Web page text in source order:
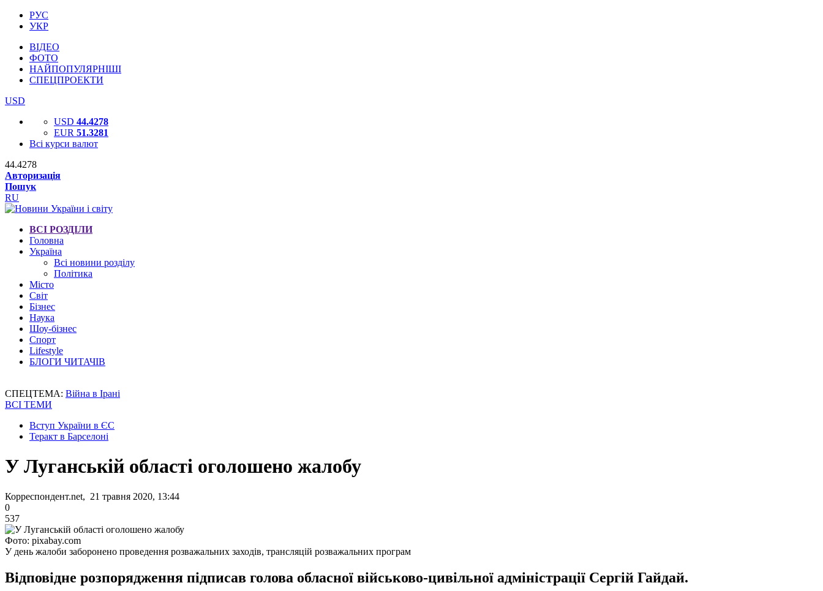
РУС
УКР
ВІДЕО
ФОТО
НАЙПОПУЛЯРНІШІ
СПЕЦПРОЕКТИ
USD
USD 44.4278
EUR 51.3281
Всі курси валют
44.4278
Авторизація
Пошук
RU
ВСІ РОЗДІЛИ
Головна
Україна
Всі новини розділу
Політика
Місто
Світ
Бізнес
Наука
Шоу-бізнес
Спорт
Lifestyle
БЛОГИ ЧИТАЧІВ
СПЕЦТЕМА: Війна в Ірані
ВСІ ТЕМИ
Вступ України в ЄС
Теракт в Барселоні
У Луганській області оголошено жалобу
Корреспондент.net, 21 травня 2020, 13:44
0
537
Фото: pixabay.com
У день жалоби заборонено проведення розважальних заходів, трансляцій розважальних програм
Відповідне розпорядження підписав голова обласної військово-цивільної адміністрації Сергій Гайдай.